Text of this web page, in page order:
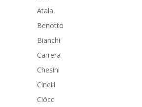
Atala
Benotto
Bianchi
Carrera
Chesini
Cinelli
Ciöcc